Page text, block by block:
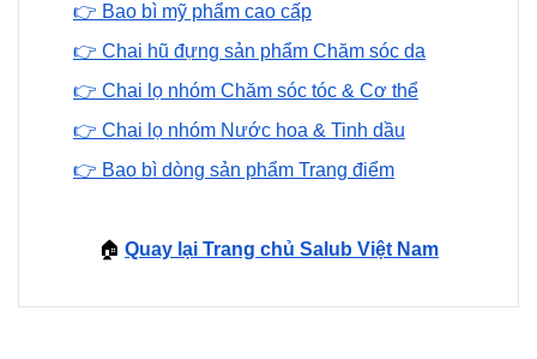
👉 Bao bì mỹ phẩm cao cấp
👉 Chai hũ đựng sản phẩm Chăm sóc da
👉 Chai lọ nhóm Chăm sóc tóc & Cơ thể
👉 Chai lọ nhóm Nước hoa & Tinh dầu
👉 Bao bì dòng sản phẩm Trang điểm
🏠 Quay lại Trang chủ Salub Việt Nam